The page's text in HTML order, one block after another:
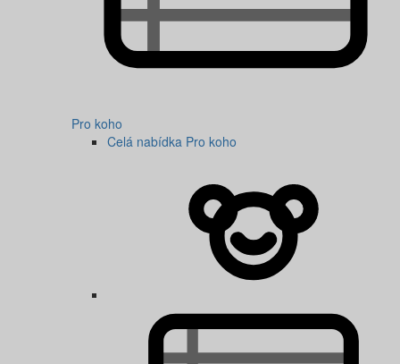
Pro koho
Celá nabídka Pro koho